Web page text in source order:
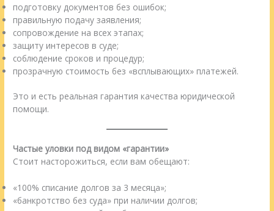
подготовку документов без ошибок;
правильную подачу заявления;
сопровождение на всех этапах;
защиту интересов в суде;
соблюдение сроков и процедур;
прозрачную стоимость без «всплывающих» платежей.
Это и есть реальная гарантия качества юридической
помощи.
Частые уловки под видом «гарантии»
Стоит насторожиться, если вам обещают:
«100% списание долгов за 3 месяца»;
«банкротство без суда» при наличии долгов;